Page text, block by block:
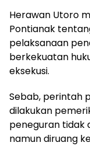
Herawan Utoro
Pontianak
pelaksanaan
berkekuatan
eksekusi.
Sebab, perintah
dilakukan
peneguran tidak
namun diruang